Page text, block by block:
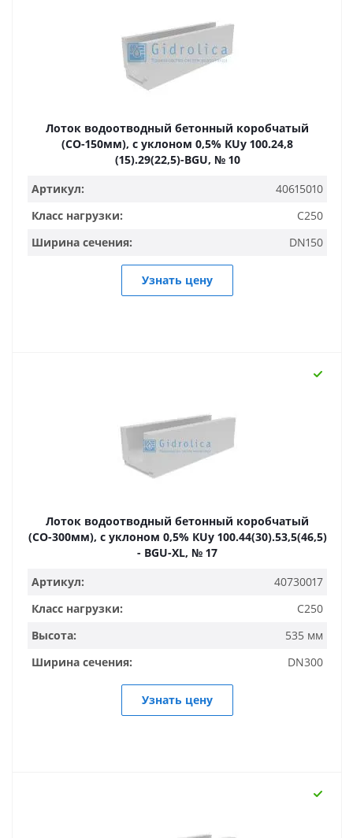
Лоток водоотводный бетонный коробчатый
(СО-150мм), с уклоном 0,5% КUу 100.24,8
(15).29(22,5)-BGU, № 10
Артикул:
40615010
Класс нагрузки:
C250
Ширина сечения:
DN150
Узнать цену
Лоток водоотводный бетонный коробчатый
(СО-300мм), с уклоном 0,5% КUу 100.44(30).53,5(46,5)
- BGU-XL, № 17
Артикул:
40730017
Класс нагрузки:
C250
Высота:
535 мм
Ширина сечения:
DN300
Узнать цену